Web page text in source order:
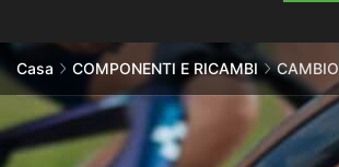
Casa COMPONENTI E RICAMBI CAMBIO